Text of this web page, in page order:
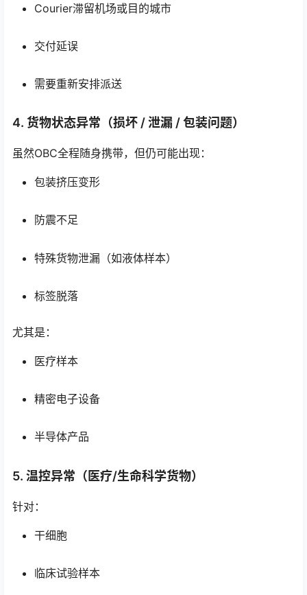
Courier滞留机场或目的城市
交付延误
需要重新安排派送
4. 货物状态异常（损坏 / 泄漏 / 包装问题）
虽然OBC全程随身携带，但仍可能出现：
包装挤压变形
防震不足
特殊货物泄漏（如液体样本）
标签脱落
尤其是：
医疗样本
精密电子设备
半导体产品
5. 温控异常（医疗/生命科学货物）
针对：
干细胞
临床试验样本